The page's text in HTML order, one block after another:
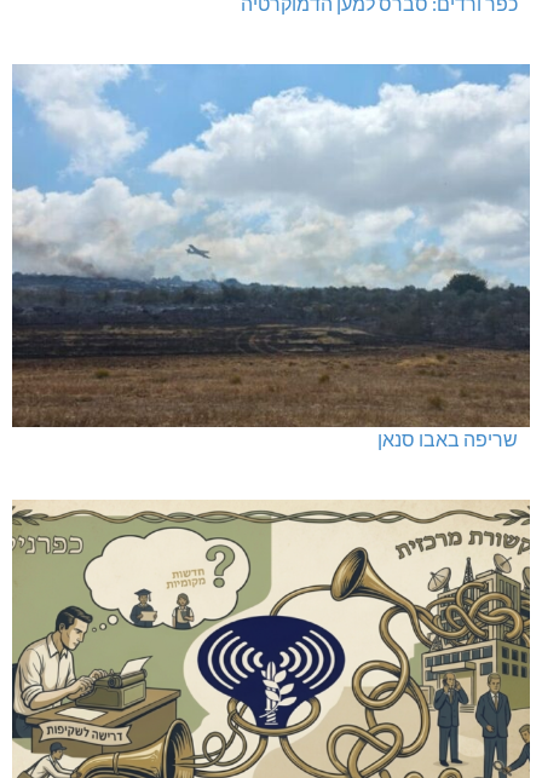
שריפה באבו סנאן